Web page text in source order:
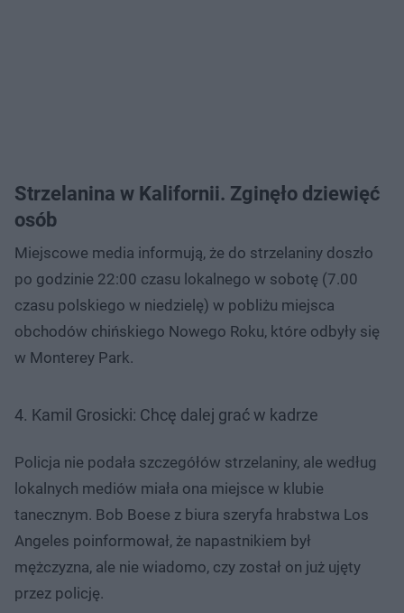
Strzelanina w Kalifornii. Zginęło dziewięć
osób
Miejscowe media informują, że do strzelaniny doszło
po godzinie 22:00 czasu lokalnego w sobotę (7.00
czasu polskiego w niedzielę) w pobliżu miejsca
obchodów chińskiego Nowego Roku, które odbyły się
w Monterey Park.
4. Kamil Grosicki: Chcę dalej grać w kadrze
Policja nie podała szczegółów strzelaniny, ale według
lokalnych mediów miała ona miejsce w klubie
tanecznym. Bob Boese z biura szeryfa hrabstwa Los
Angeles poinformował, że napastnikiem był
mężczyzna, ale nie wiadomo, czy został on już ujęty
przez policję.